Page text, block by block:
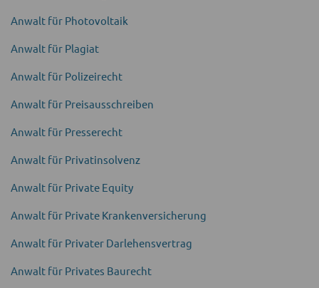
Anwalt für Photo­voltaik
Anwalt für Plagiat
Anwalt für Polizei­recht
Anwalt für Preis­ausschreiben
Anwalt für Presserecht
Anwalt für Privat­insolvenz
Anwalt für Private Equity
Anwalt für Private Kranken­versicherung
Anwalt für Privater Darlehens­vertrag
Anwalt für Privates Baurecht